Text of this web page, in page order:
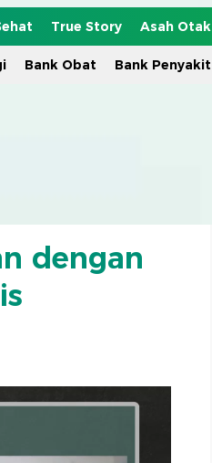
True Story Asah Otak
Bank Obat Bank Penyakit
dengan